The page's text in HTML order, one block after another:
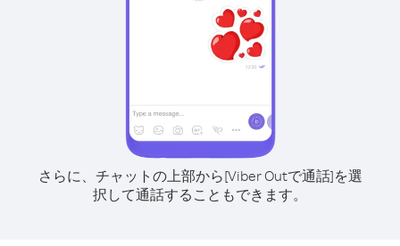
さらに、チャットの上部から[Viber Outで通話]を選
択して通話することもできます。